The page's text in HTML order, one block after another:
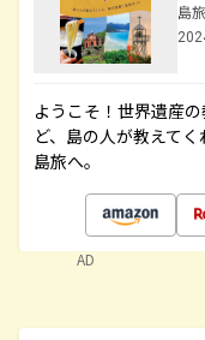
島旅
ようこそ！世界遺産
ど、島の人が教えて
島旅へ。
AD